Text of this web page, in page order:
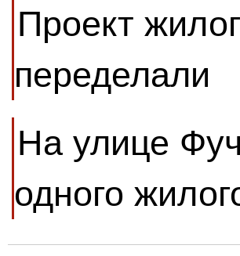
Проект
переделали
На улице
одного